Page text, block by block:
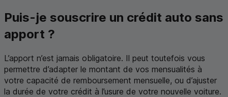
Puis-je souscrire un crédit auto sans
apport ?
L’apport n’est jamais obligatoire. Il peut toutefois vous
permettre d’adapter le montant de vos mensualités à
votre capacité de remboursement mensuelle, ou d’ajuster
la durée de votre crédit à l’usure de votre nouvelle voiture.